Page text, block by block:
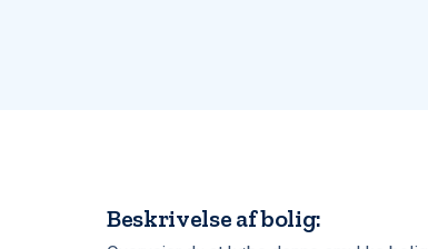
Beskrivelse af bolig: